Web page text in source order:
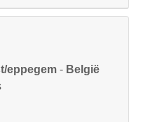
eppegem- België